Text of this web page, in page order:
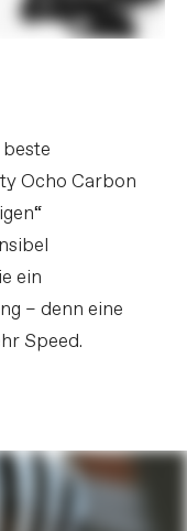
Ocho Carbon
ein
– denn eine
Speed.